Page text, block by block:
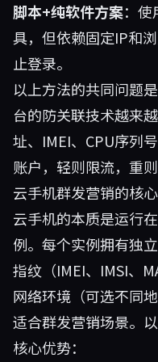
脚本+纯软件方案：
具，但依赖固定IP和
止登录。
以上方法的共同问题是
台的防关联技术越来
址、IMEI、CPU序列
账户，轻则限流，重则
云手机群发营销的核
云手机的本质是运行
例。每个实例拥有独
指纹（IMEI、IMSI、
网络环境（可选不同
适合群发营销场景。
核心优势：